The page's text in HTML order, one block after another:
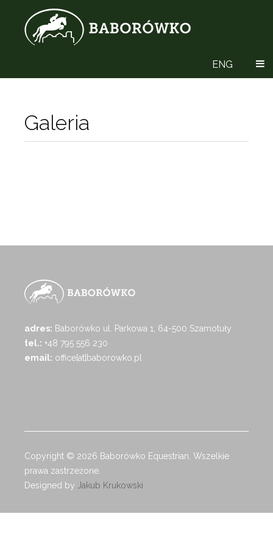
ENG
Galeria
adres: Baborówko ul. Parkowa 1, 64-500 Szamotuły
tel.: +48 795 556 230
email: office[at]baborowko.pl
Copyright © 2026 Baborówko Equestrian. Wszelkie
prawa zastrzeżone.
Designed by Jakub Krukowski